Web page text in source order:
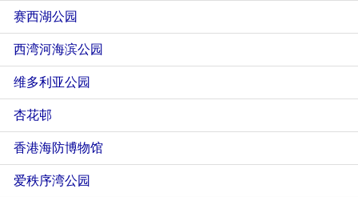
赛西湖公园
西湾河海滨公园
维多利亚公园
杏花邨
香港海防博物馆
爱秩序湾公园